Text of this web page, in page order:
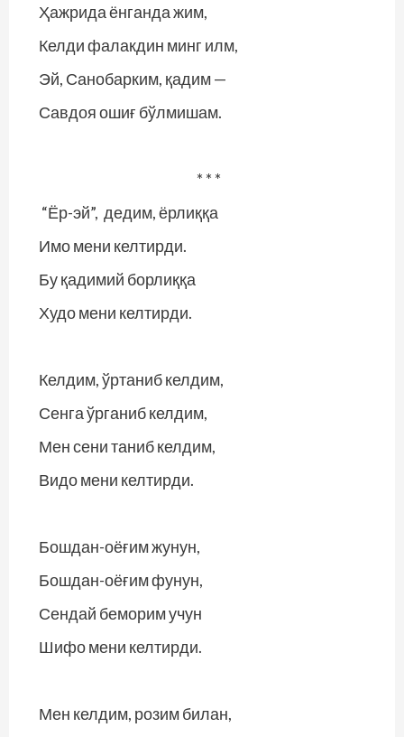
Ҳажрида ёнганда жим,
Келди фалакдин минг илм,
Эй, Санобарким, қадим —
Савдоя ошиғ бўлмишам.
* * *
“Ёр-эй”, дедим, ёрлиққа
Имо мени келтирди.
Бу қадимий борлиққа
Худо мени келтирди.
Келдим, ўртаниб келдим,
Сенга ўрганиб келдим,
Мен сени таниб келдим,
Видо мени келтирди.
Бошдан-оёғим жунун,
Бошдан-оёғим фунун,
Сендай беморим учун
Шифо мени келтирди.
Мен келдим, розим билан,